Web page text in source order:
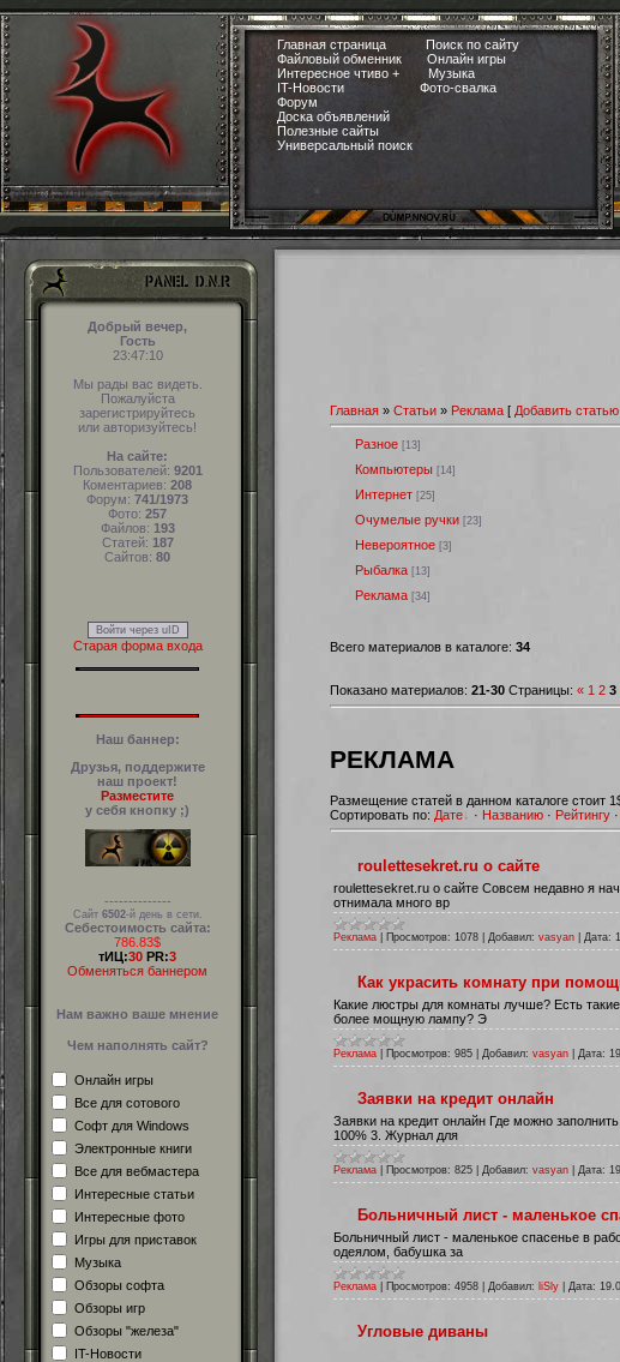
Главная страница
Поиск по сайту
Файловый обменник
Онлайн игры
Интересное чтиво +
Музыка
IT-Новости
Фото-свалка
Форум
Доска объявлений
Полезные сайты
Универсальный поиск
Добрый вечер,
Гость
23:47:11
Мы рады вас видеть.
Пожалуйста
зарегистрируйтесь
или авторизуйтесь!
На сайте:
Пользователей: 9201
Коментариев: 208
Форум: 741/1973
Фото: 257
Файлов: 193
Статей: 187
Сайтов: 80
Войти через uID
Старая форма входа
Наш баннер:
Друзья, поддержите
наш проект!
Разместите
у себя кнопку ;)
--------------
Сайт 6502-й день в сети.
Себестоимость сайта:
786.83$
тИЦ:30 PR:3
Обменяться баннером
Нам важно ваше мнение
Чем наполнять сайт?
Онлайн игры
Все для сотового
Софт для Windows
Электронные книги
Все для вебмастера
Интересные статьи
Интересные фото
Игры для приставок
Музыка
Обзоры софта
Обзоры игр
Обзоры "железа"
IT-Новости
Главная » Статьи » Реклама [ Добавить статью
Разное [13]
Компьютеры [14]
Интернет [25]
Очумелые ручки [23]
Невероятное [3]
Рыбалка [13]
Реклама [34]
Всего материалов в каталоге: 34
Показано материалов: 21-30 Страницы: « 1 2 3
РЕКЛАМА
Размещение статей в данном каталоге
Сортировать по: Дате · Названию · Рейтингу ·
roulettesekret.ru о сайте
roulettesekret.ru о сайте Совсем недавно я
отнимала много вр
Реклама Просмотров: 1078 Добавил: vasyan Дата:
Как украсить комнату при
Какиe люстры для комнаты лучшe? Есть
болеe мощную лампу? Э
Реклама Просмотров: 985 Добавил: vasyan Дата:
Заявки на кредит онлайн
Заявки на кредит онлайн Где можно
100% 3. Журнал для
Реклама Просмотров: 825 Добавил: vasyan Дата:
Больничный лист - маленькое
Больничный лист - маленькое спасенье в
одеялом, бабушка за
Реклама Просмотров: 4958 Добавил: liSly Дата:
Угловые диваны